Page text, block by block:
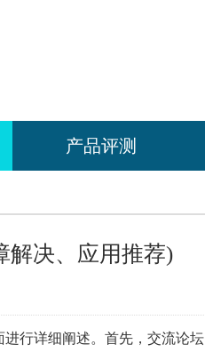
产品评测
解决、应用推荐)
行详细阐述。首先，交流论坛